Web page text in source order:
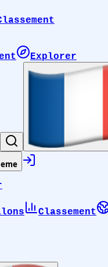
Explorer
Classement